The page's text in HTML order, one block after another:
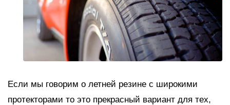
Если мы говорим о летней резине с широкими
протекторами то это прекрасный вариант для тех,